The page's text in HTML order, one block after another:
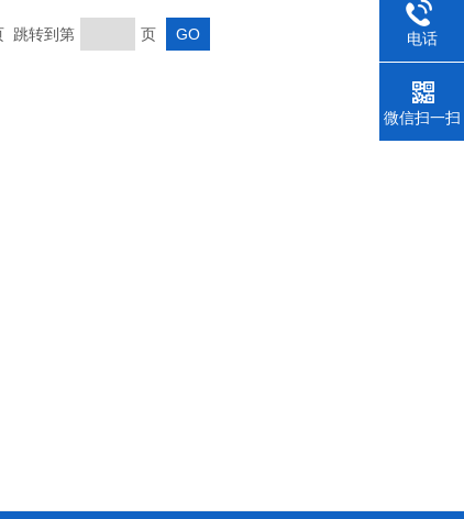
跳转到第 页 电话
微信扫一扫